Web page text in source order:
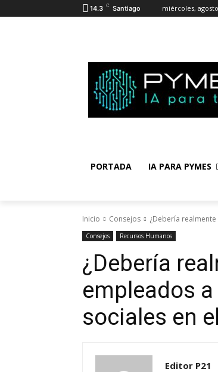
14.3 C Santiago miércoles,
PORTADA IA PARA PYMES
Inicio Consejos ¿Debería
Consejos Recursos Humanos
¿Debería
empleados
sociales en
Editor P21